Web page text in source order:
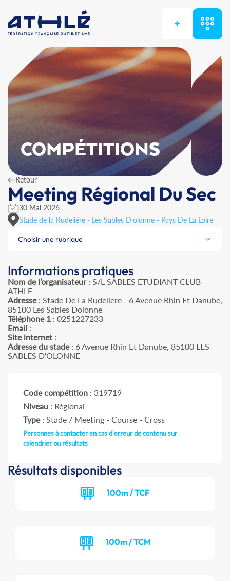
+
COMPÉTITIONS
Retour
Meeting Régional Du Sec
30 Mai 2026
Stade de la Rudelière - Les Sables D'olonne - Pays De La Loire
Choisir une rubrique
Informations pratiques
Nom de l’organisateur: S/L SABLES ETUDIANT CLUB
ATHLE
Adresse: Stade De La Rudeliere - 6 Avenue Rhin Et Danube,
85100 Les Sables Dolonne
Téléphone 1 : 0251227233
Email : -
Site internet : -
Adresse du stade: 6 Avenue Rhin Et Danube, 85100 LES
SABLES D'OLONNE
Code compétition : 319719
Niveau : Régional
Type: Stade / Meeting - Course - Cross
Personnes à contacter en cas d'erreur de contenu sur
calendrier ou résultats
Résultats disponibles
100m / TCF
100m / TCM